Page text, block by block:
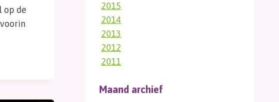
op de
2015
2014
2013
2012
2011
Maand archief